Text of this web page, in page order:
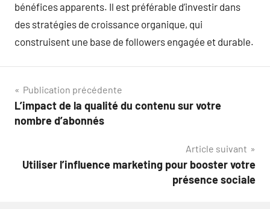
bénéfices apparents. Il est préférable d’investir dans
des stratégies de croissance organique, qui
construisent une base de followers engagée et durable.
Navigation
de
Publication précédente
L’impact de la qualité du contenu sur votre
nombre d’abonnés
Article suivant
Utiliser l’influence marketing pour booster votre
présence sociale